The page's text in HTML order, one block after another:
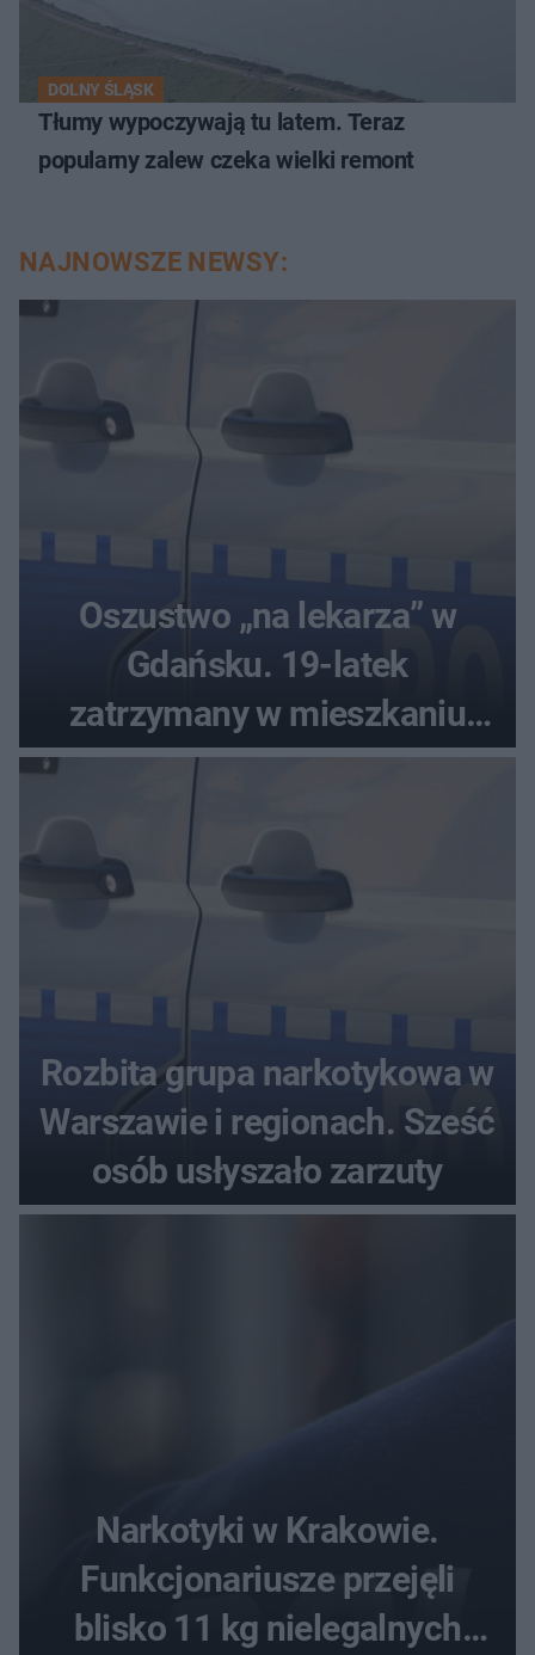
DOLNY ŚLĄSK
Tłumy wypoczywają tu latem. Teraz
popularny zalew czeka wielki remont
NAJNOWSZE NEWSY:
Oszustwo „na lekarza” w
Gdańsku. 19-latek
zatrzymany w mieszkaniu
seniora
Rozbita grupa narkotykowa w
Warszawie i regionach. Sześć
osób usłyszało zarzuty
Narkotyki w Krakowie.
Funkcjonariusze przejęli
blisko 11 kg nielegalnych